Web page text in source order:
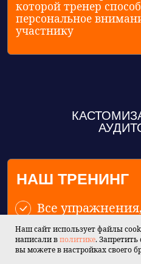
Наш сайт использует файлы
написали вполитике. Запретить
вы можете в настройках своего